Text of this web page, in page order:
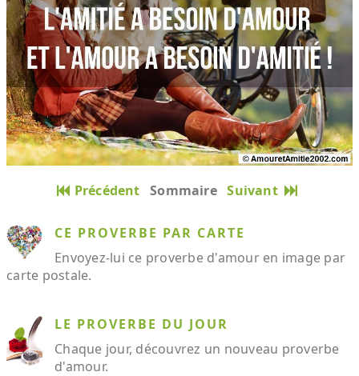
Précédent Sommaire Suivant
CE PROVERBE PAR CARTE
Envoyez-lui ce proverbe d'amour en image par
carte postale.
LE PROVERBE DU JOUR
Chaque jour, découvrez un nouveau proverbe
d'amour.